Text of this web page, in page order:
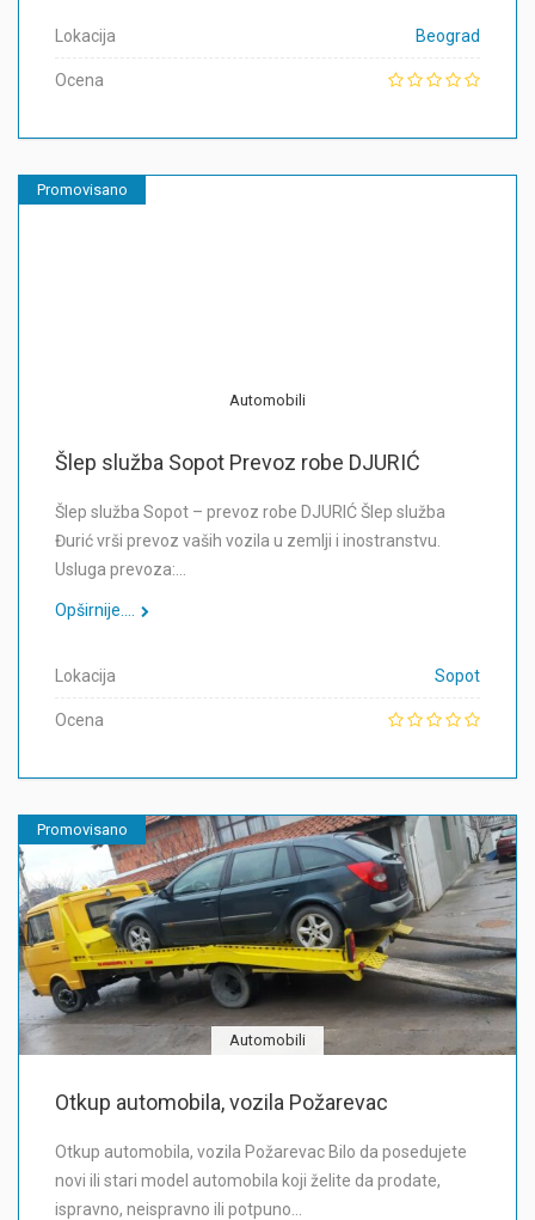
Lokacija Beograd
Ocena
Promovisano
Automobili
Šlep služba Sopot Prevoz robe DJURIĆ
Šlep služba Sopot – prevoz robe DJURIĆ Šlep služba
Đurić vrši prevoz vaših vozila u zemlji i inostranstvu.
Usluga prevoza:…
Opširnije....
Lokacija Sopot
Ocena
Promovisano
Automobili
Otkup automobila, vozila Požarevac
Otkup automobila, vozila Požarevac Bilo da posedujete
novi ili stari model automobila koji želite da prodate,
ispravno, neispravno ili potpuno…